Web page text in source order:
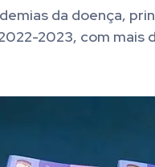
da doença,
2023, com mais